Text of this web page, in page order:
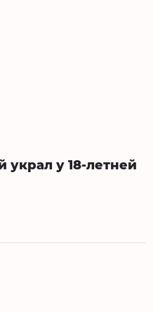
у 18-летней